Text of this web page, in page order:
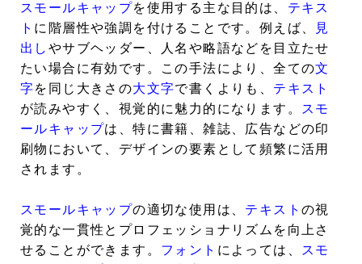
スモールキャップを使用する主な目的は、 テキス
ト に階層性や強調を付けることです。例えば、
見
出し やサブヘッダー、人名や略語などを目立たせ
たい場合に有効です。この手法により、全ての文
字を同じ大きさの大文字で書くよりも、 テキスト
が読みやすく、視覚的に魅力的になります。
スモ
ールキャップは、特に書籍、雑誌、広告などの印
刷物において、デザインの要素として頻繁に活用
されます。
スモールキャップの適切な使用は、 テキストの視
覚的な一貫性とプロフェッショナリズムを向上さ
せることができます。 フォント によっては、
スモ